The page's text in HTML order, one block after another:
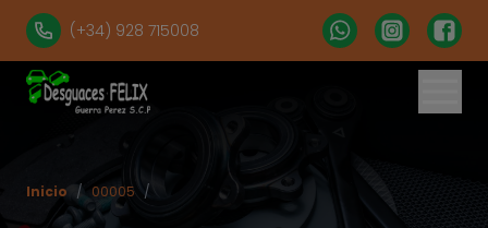
(+34) 928 715008
Inicio / 00005 /